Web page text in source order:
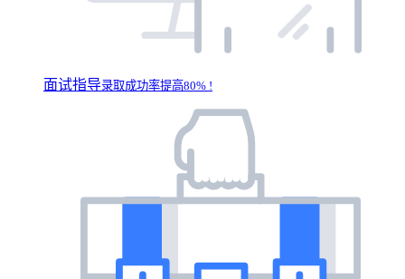
面试指导录取成功率提高80% !